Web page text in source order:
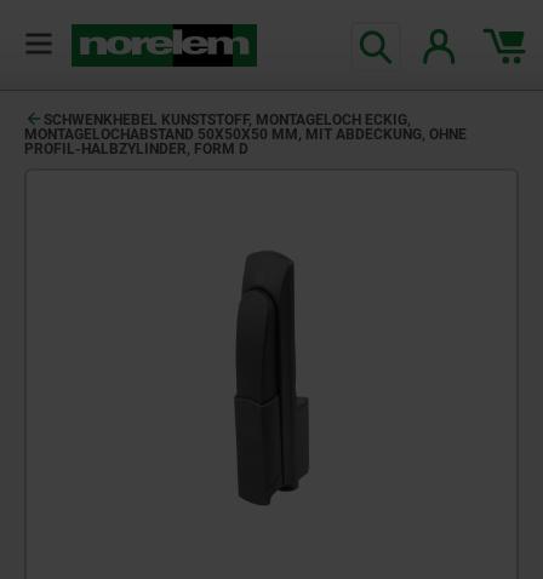
SCHWENKHEBEL KUNSTSTOFF, MONTAGELOCH ECKIG,
MONTAGELOCHABSTAND 50X50X50 MM, MIT ABDECKUNG, OHNE
PROFIL-HALBZYLINDER, FORM D